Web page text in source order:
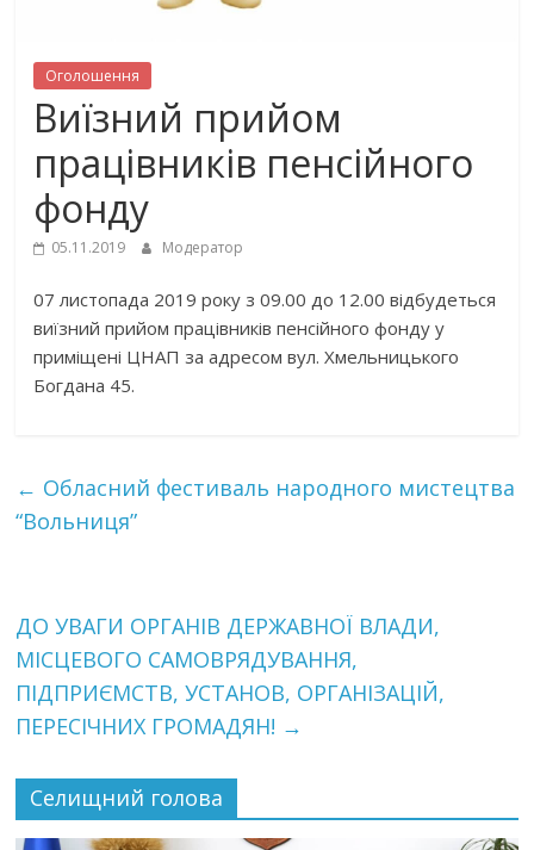
Оголошення
Виїзний прийом
працівників пенсійного
фонду
05.11.2019 Модератор
07 листопада 2019 року з 09.00 до 12.00 відбудеться
виїзний прийом працівників пенсійного фонду у
приміщені ЦНАП за адресом вул. Хмельницького
Богдана 45.
← Обласний фестиваль народного мистецтва
“Вольниця”
ДО УВАГИ ОРГАНІВ ДЕРЖАВНОЇ ВЛАДИ,
МІСЦЕВОГО САМОВРЯДУВАННЯ,
ПІДПРИЄМСТВ, УСТАНОВ, ОРГАНІЗАЦІЙ,
ПЕРЕСІЧНИХ ГРОМАДЯН! →
Селищний голова